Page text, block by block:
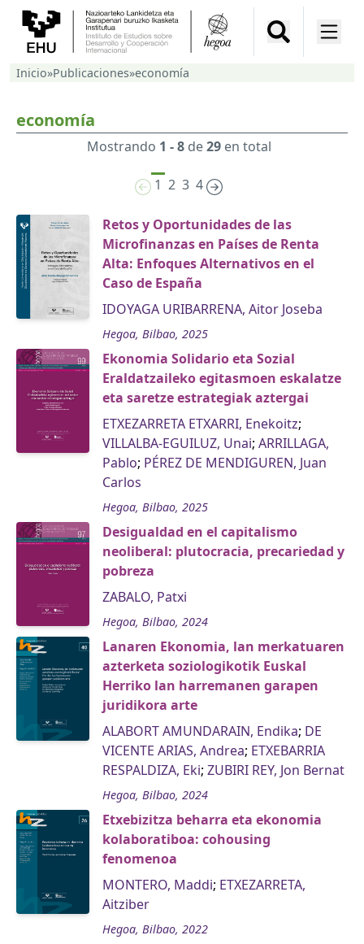
Inicio»Publicaciones»economía
economía
Mostrando 1 - 8de29en total
1 2 3 4
Retos y Oportunidades de las
Microfinanzas en Países de Renta
Alta: Enfoques Alternativos en el
Caso de España
IDOYAGA URIBARRENA, Aitor Joseba
Hegoa, Bilbao, 2025
Ekonomia Solidario eta Sozial
Eraldatzaileko egitasmoen eskalatze
eta saretze estrategiak aztergai
ETXEZARRETA ETXARRI, Enekoitz;
VILLALBA-EGUILUZ, Unai; ARRILLAGA,
Pablo; PÉREZ DE MENDIGUREN, Juan
Carlos
Hegoa, Bilbao, 2025
Desigualdad en el capitalismo
neoliberal: plutocracia, precariedad y
pobreza
ZABALO, Patxi
Hegoa, Bilbao, 2024
Lanaren Ekonomia, lan merkatuaren
azterketa soziologikotik Euskal
Herriko lan harremanen garapen
juridikora arte
ALABORT AMUNDARAIN, Endika; DE
VICENTE ARIAS, Andrea; ETXEBARRIA
RESPALDIZA, Eki; ZUBIRI REY, Jon Bernat
Hegoa, Bilbao, 2024
Etxebizitza beharra eta ekonomia
kolaboratiboa: cohousing
fenomenoa
MONTERO, Maddi; ETXEZARRETA,
Aitziber
Hegoa, Bilbao, 2022